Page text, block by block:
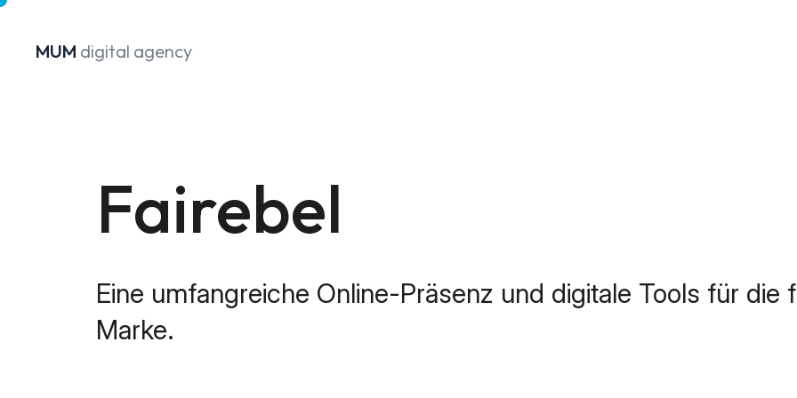
Zum Inhalt springen
MUM digital agency
Fairebel
Eine umfangreiche Online-Präsenz und digitale Tools für die
Marke.